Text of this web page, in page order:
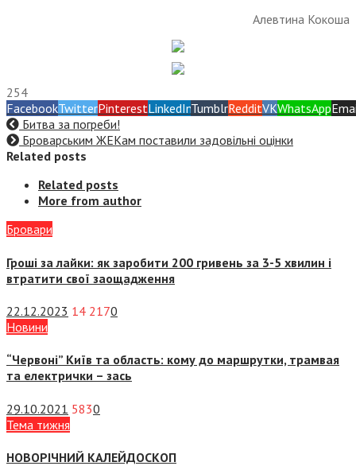
Алевтина Кокоша
254
FacebookTwitterPinterestLinkedInTumblrRedditVKWhatsApp
Битва за погреби!
Броварським ЖЕКам поставили задовільні оцінки
Related posts
Related posts
More from author
Бровари
Гроші за лайки: як заробити 200 гривень за 3-5 хвилин і
втратити свої заощадження
22.12.2023 14 2170
Новини
“Червоні” Київ та область: кому до маршрутки, трамвая
та електрички – зась
29.10.2021 5830
Тема тижня
НОВОРІЧНИЙ КАЛЕЙДОСКОП